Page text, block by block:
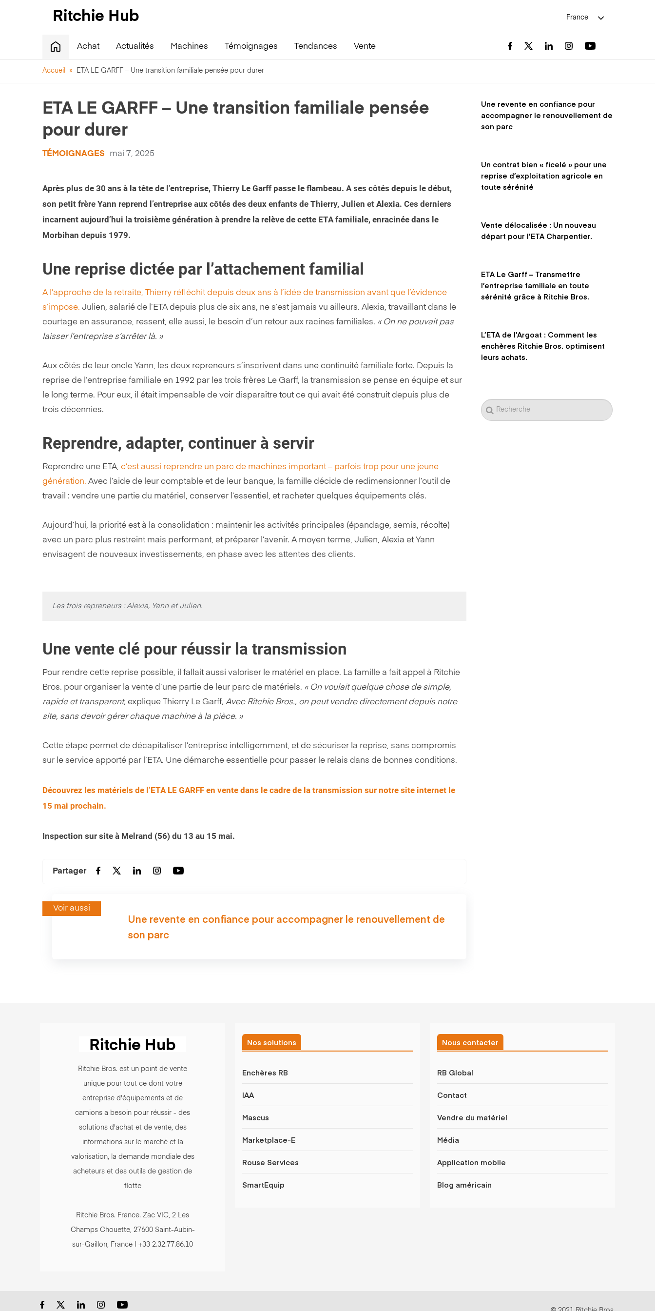
France
Achat Actualités Machines Témoignages Tendances Vente
Accueil » ETA LE GARFF – Une transition familiale pensée pour durer
ETA LE GARFF – Une transition familiale pensée
pour durer
TÉMOIGNAGES mai 7, 2025
Après plus de 30 ans à la tête de l’entreprise, Thierry Le Garff passe le flambeau. A ses côtés depuis le début,
son petit frère Yann reprend l’entreprise aux côtés des deux enfants de Thierry, Julien et Alexia. Ces derniers
incarnent aujourd’hui la troisième génération à prendre la relève de cette ETA familiale, enracinée dans le
Morbihan depuis 1979.
Une reprise dictée par l’attachement familial
A l’approche de la retraite, Thierry réfléchit depuis deux ans à l’idée de transmission avant que l’évidence
s’impose. Julien, salarié de l’ETA depuis plus de six ans, ne s’est jamais vu ailleurs. Alexia, travaillant dans le
courtage en assurance, ressent, elle aussi, le besoin d’un retour aux racines familiales. « On ne pouvait pas
laisser l’entreprise s’arrêter là. »
Aux côtés de leur oncle Yann, les deux repreneurs s’inscrivent dans une continuité familiale forte. Depuis la
reprise de l’entreprise familiale en 1992 par les trois frères Le Garff, la transmission se pense en équipe et sur
le long terme. Pour eux, il était impensable de voir disparaître tout ce qui avait été construit depuis plus de
trois décennies.
Reprendre, adapter, continuer à servir
Reprendre une ETA, c’est aussi reprendre un parc de machines important – parfois trop pour une jeune
génération. Avec l’aide de leur comptable et de leur banque, la famille décide de redimensionner l’outil de
travail : vendre une partie du matériel, conserver l’essentiel, et racheter quelques équipements clés.
Aujourd’hui, la priorité est à la consolidation : maintenir les activités principales (épandage, semis, récolte)
avec un parc plus restreint mais performant, et préparer l’avenir. A moyen terme, Julien, Alexia et Yann
envisagent de nouveaux investissements, en phase avec les attentes des clients.
Les trois repreneurs : Alexia, Yann et Julien.
Une vente clé pour réussir la transmission
Pour rendre cette reprise possible, il fallait aussi valoriser le matériel en place. La famille a fait appel à Ritchie
Bros. pour organiser la vente d’une partie de leur parc de matériels. « On voulait quelque chose de simple,
rapide et transparent, explique Thierry Le Garff, Avec Ritchie Bros., on peut vendre directement depuis notre
site, sans devoir gérer chaque machine à la pièce. »
Cette étape permet de décapitaliser l’entreprise intelligemment, et de sécuriser la reprise, sans compromis
sur le service apporté par l’ETA. Une démarche essentielle pour passer le relais dans de bonnes conditions.
Découvrez les matériels de l’ETA LE GARFF en vente dans le cadre de la transmission sur notre site internet le
15 mai prochain.
Inspection sur site à Melrand (56) du 13 au 15 mai.
Partager
Voir aussi
Une revente en confiance pour accompagner le renouvellement de
son parc
Une revente en confiance pour
accompagner le renouvellement de
son parc
Un contrat bien « ficelé » pour une
reprise d’exploitation agricole en
toute sérénité
Vente délocalisée : Un nouveau
départ pour l’ETA Charpentier.
ETA Le Garff – Transmettre
l’entreprise familiale en toute
sérénité grâce à Ritchie Bros.
L’ETA de l’Argoat : Comment les
enchères Ritchie Bros. optimisent
leurs achats.
Ritchie Bros. est un point de vente
unique pour tout ce dont votre
entreprise d'équipements et de
camions a besoin pour réussir - des
solutions d'achat et de vente, des
informations sur le marché et la
valorisation, la demande mondiale des
acheteurs et des outils de gestion de
flotte
Ritchie Bros. France. Zac VIC, 2 Les
Champs Chouette, 27600 Saint-Aubin-
sur-Gaillon, France | +33 2.32.77.86.10
Nos solutions
Enchères RB
IAA
Mascus
Marketplace-E
Rouse Services
SmartEquip
Nous contacter
RB Global
Contact
Vendre du matériel
Média
Application mobile
Blog américain